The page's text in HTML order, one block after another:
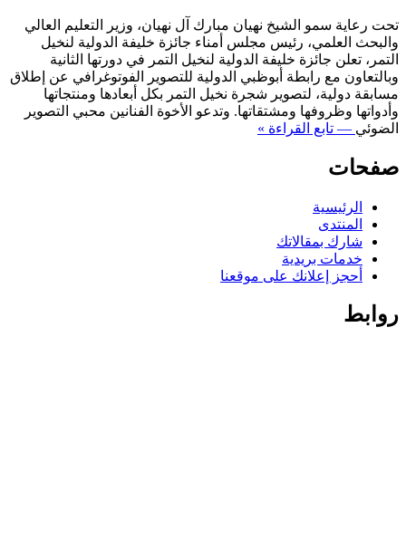
تحت رعاية سمو الشيخ نهيان مبارك آل نهيان، وزير التعليم العالي
والبحث العلمي، رئيس مجلس أمناء جائزة خليفة الدولية لنخيل
التمر، تعلن جائزة خليفة الدولية لنخيل التمر في دورتها الثانية
وبالتعاون مع رابطة أبوظبي الدولية للتصوير الفوتوغرافي عن إطلاق
مسابقة دولية، لتصوير شجرة نخيل التمر بكل أبعادها ومنتجاتها
وأدواتها وظروفها ومشتقاتها. وتدعو الأخوة الفنانين محبي التصوير
الضوئي — تابع القراءة »
صفحات
الرئيسية
المنتدى
شارك بمقالاتك
خدمات بريدية
أحجز إعلانك على موقعنا
روابط